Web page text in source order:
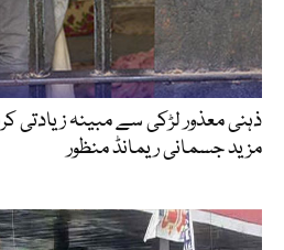
ذہنی معذور لڑکی سے مبینہ زیادتی
مزید جسمانی ریمانڈ منظور